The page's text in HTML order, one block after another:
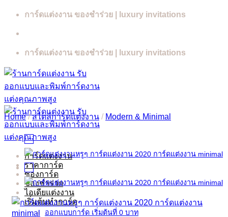
Skip
การ์ดแต่งงาน ของชำร่วย | luxury invitations
การ์ดแต่งงาน ของชำร่วย | luxury invitations
การ์ดแต่งงาน
ราคาการ์ด
ซองการ์ด
ของชำร่วย
ไอเดียแต่งงาน
เริ่มต้นทำการ์ด
ออกแบบการ์ด เริ่มต้นที่ 0 บาท
Home / สไตล์การ์ดแต่งงาน / Modern & Minimal